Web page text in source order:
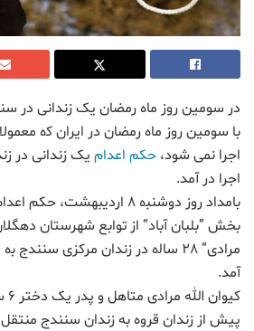
در سومین روز ماه رمضان یک زندانی در
با سومین روز ماه رمضان در ایران کە
اجرا نمی شود، حکم اعدام یک زندانی در
اجرا در آمد.
بامداد روز دوشنبە ٨
بخش ”بلبان آباد“ از توابع شهرستان
مرادی“ ٢٨ سالە در زندان مرکزی
آمد.
پیش از زندان قروه به زندان سنندج